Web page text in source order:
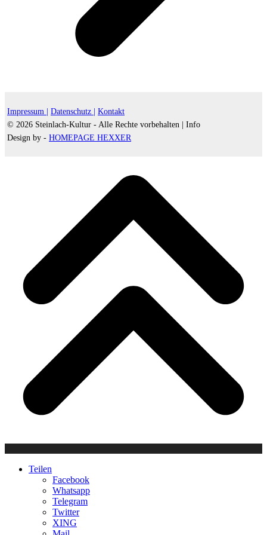
Impressum | Datenschutz |
Kontakt
© 2026 Steinlach-Kultur - Alle Rechte vorbehalten |
Info
Design by - HOMEPAGE HEXXER
Teilen
Facebook
Whatsapp
Telegram
Twitter
XING